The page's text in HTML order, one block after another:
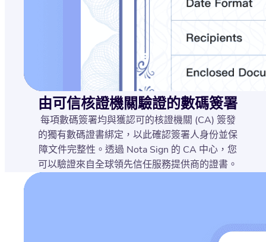
由可信核證機關驗證的數碼簽署
每項數碼簽署均與獲認可的核證機關 (CA) 簽發
的獨有數碼證書綁定，以此確認簽署人身份並保
障文件完整性。透過 Nota Sign 的 CA 中心，您
可以驗證來自全球領先信任服務提供商的證書。